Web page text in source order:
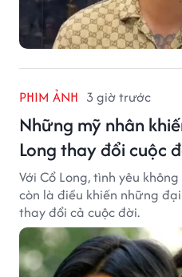
PHIM ẢNH 3 giờ trước
Những mỹ nhân
Long thay đổi cuộc
Với Cổ Long, tình yêu
còn là điều khiến những
thay đổi cả cuộc đời.